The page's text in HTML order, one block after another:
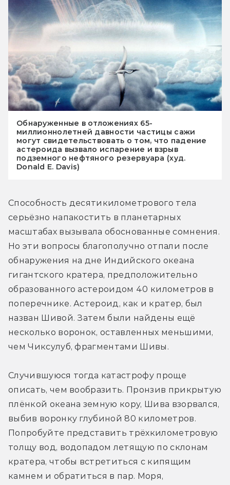
Обнаруженные в отложениях 65-
миллионнолетней давности частицы сажи
могут свидетельствовать о том, что падение
астероида вызвало испарение и взрыв
подземного нефтяного резервуара (худ.
Donald E. Davis)
Способность десятикилометрового тела
серьёзно напакостить в планетарных
масштабах вызывала обоснованные сомнения.
Но эти вопросы благополучно отпали после
обнаружения на дне Индийского океана
гигантского кратера, предположительно
образованного астероидом 40 километров в
поперечнике. Астероид, как и кратер, был
назван Шивой. Затем были найдены ещё
несколько воронок, оставленных меньшими,
чем Чиксулуб, фрагментами Шивы.
Случившуюся тогда катастрофу проще
описать, чем вообразить. Пронзив прикрытую
плёнкой океана земную кору, Шива взорвался,
выбив воронку глубиной 80 километров.
Попробуйте представить трёхкилометровую
толщу вод, водопадом летящую по склонам
кратера, чтобы встретиться с кипящим
камнем и обратиться в пар. Моря,